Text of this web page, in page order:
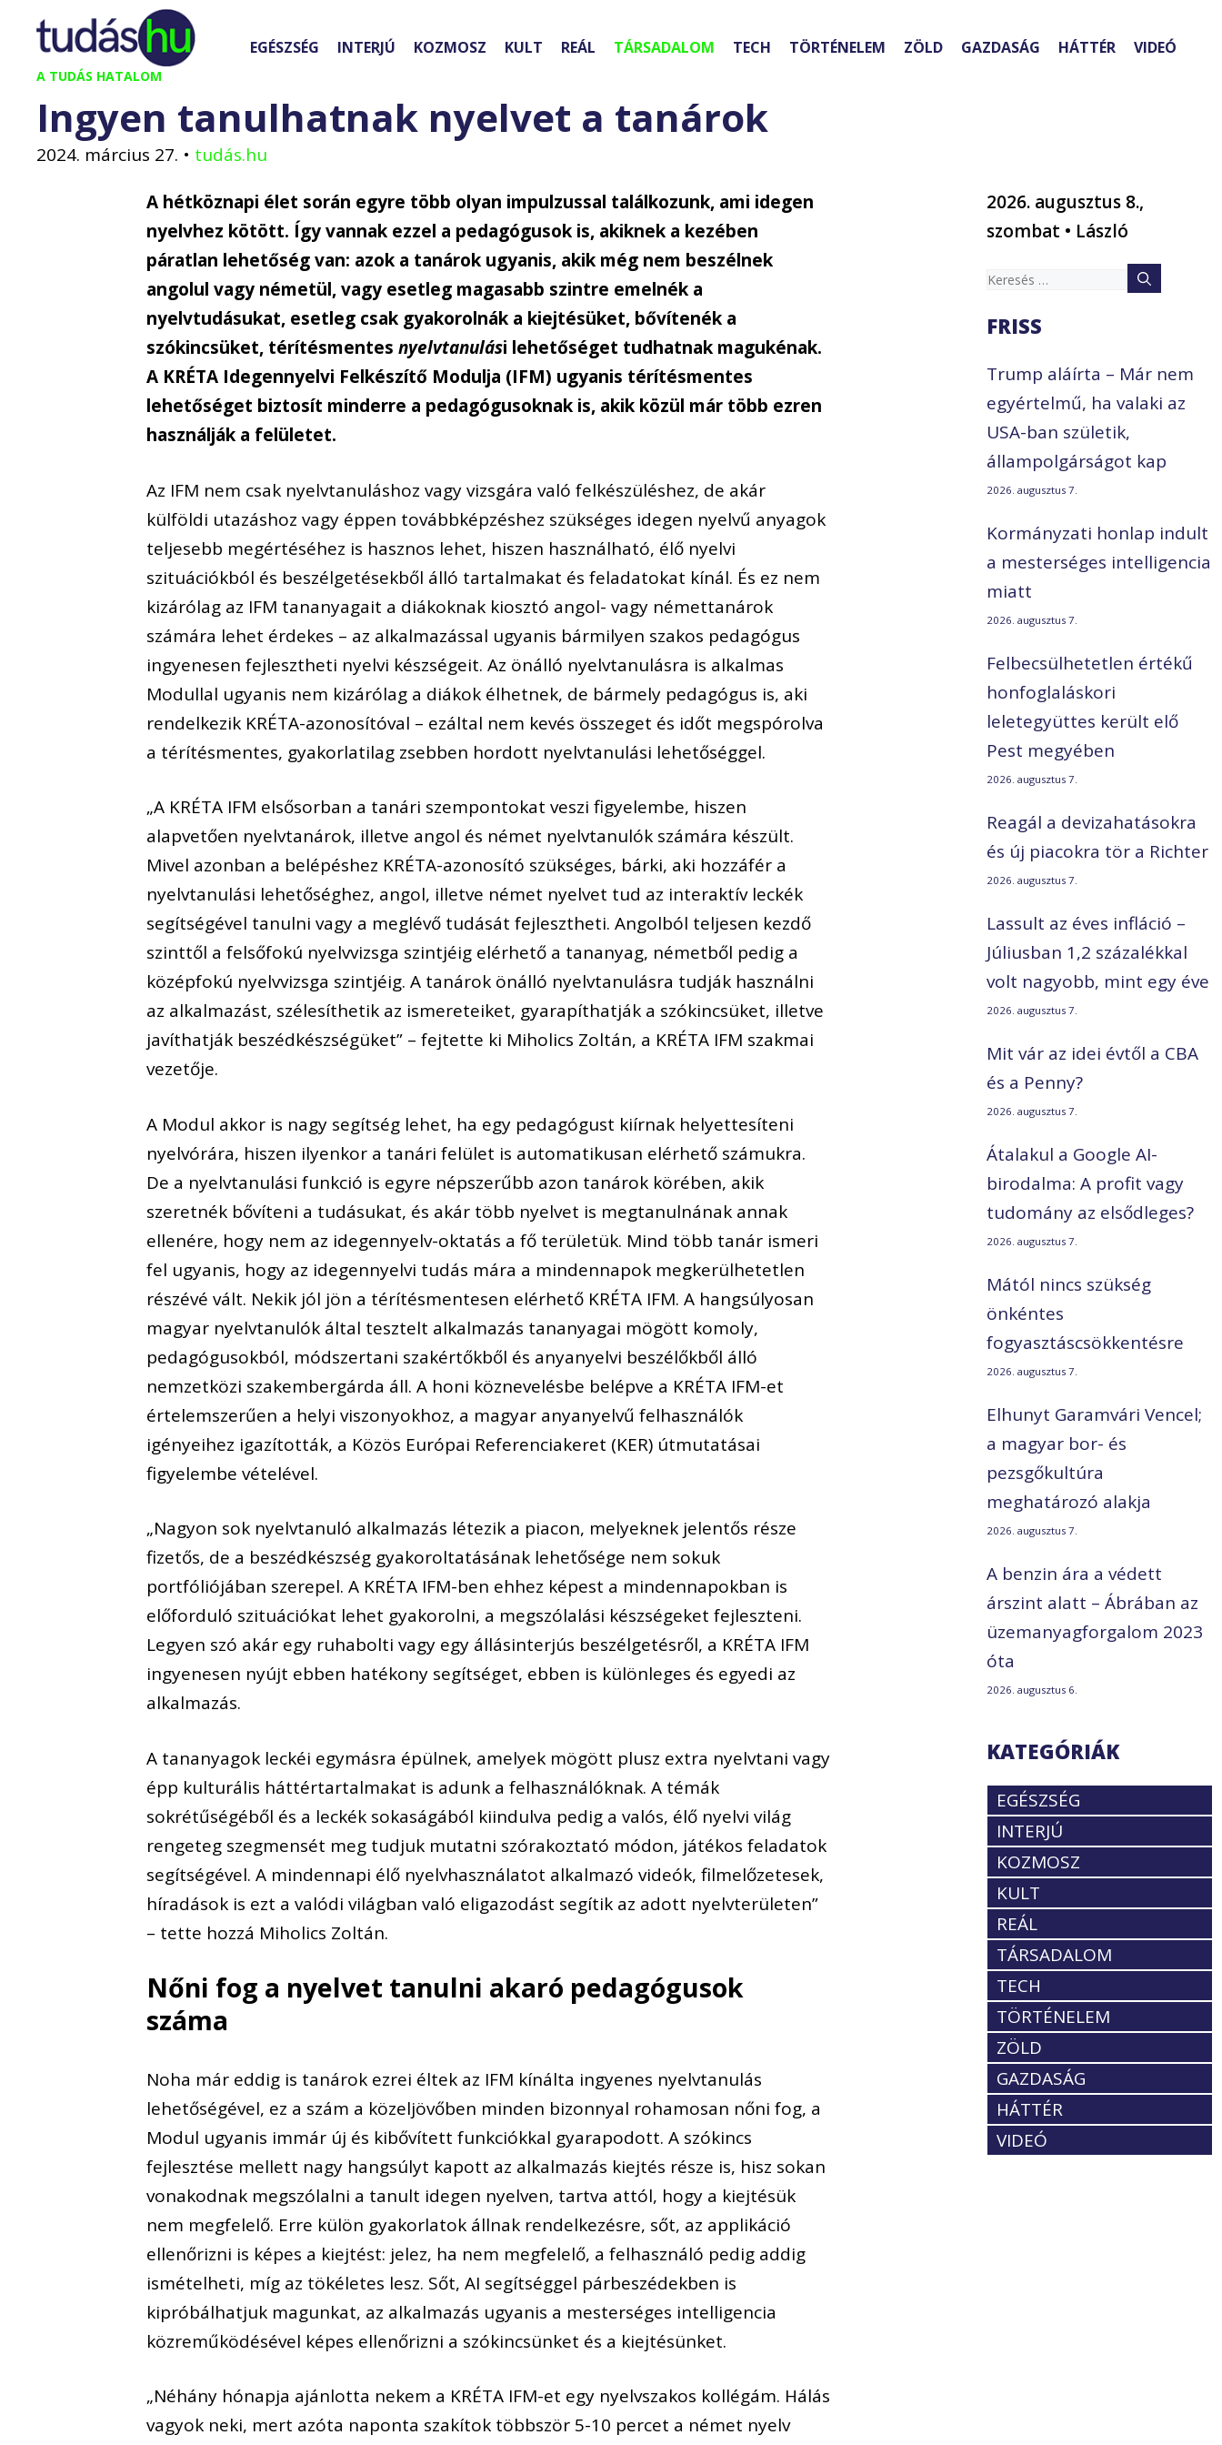
Kilépés
tartalomba
A TUDÁS HATALOM
EGÉSZSÉG INTERJÚ KOZMOSZ KULT REÁL TÁRSADALOM TECH TÖRTÉNELEM ZÖLD GAZDASÁG HÁTTÉR VIDEÓ
Ingyen tanulhatnak nyelvet a tanárok
2024. március 27. • tudás.hu
A hétköznapi élet során egyre több olyan impulzussal találkozunk, ami idegen
nyelvhez kötött. Így vannak ezzel a pedagógusok is, akiknek a kezében
páratlan lehetőség van: azok a tanárok ugyanis, akik még nem beszélnek
angolul vagy németül, vagy esetleg magasabb szintre emelnék a
nyelvtudásukat, esetleg csak gyakorolnák a kiejtésüket, bővítenék a
szókincsüket, térítésmentesnyelvtanulási lehetőséget tudhatnak magukénak.
A KRÉTA Idegennyelvi Felkészítő Modulja (IFM) ugyanis térítésmentes
lehetőséget biztosít minderre a pedagógusoknak is, akik közül már több ezren
használják a felületet.
Az IFM nem csak nyelvtanuláshoz vagy vizsgára való felkészüléshez, de akár
külföldi utazáshoz vagy éppen továbbképzéshez szükséges idegen nyelvű anyagok
teljesebb megértéséhez is hasznos lehet, hiszen használható, élő nyelvi
szituációkból és beszélgetésekből álló tartalmakat és feladatokat kínál. És ez nem
kizárólag az IFM tananyagait a diákoknak kiosztó angol- vagy némettanárok
számára lehet érdekes – az alkalmazással ugyanis bármilyen szakos pedagógus
ingyenesen fejlesztheti nyelvi készségeit. Az önálló nyelvtanulásra is alkalmas
Modullal ugyanis nem kizárólag a diákok élhetnek, de bármely pedagógus is, aki
rendelkezik KRÉTA-azonosítóval – ezáltal nem kevés összeget és időt megspórolva
a térítésmentes, gyakorlatilag zsebben hordott nyelvtanulási lehetőséggel.
„A KRÉTA IFM elsősorban a tanári szempontokat veszi figyelembe, hiszen
alapvetően nyelvtanárok, illetve angol és német nyelvtanulók számára készült.
Mivel azonban a belépéshez KRÉTA-azonosító szükséges, bárki, aki hozzáfér a
nyelvtanulási lehetőséghez, angol, illetve német nyelvet tud az interaktív leckék
segítségével tanulni vagy a meglévő tudását fejlesztheti. Angolból teljesen kezdő
szinttől a felsőfokú nyelvvizsga szintjéig elérhető a tananyag, németből pedig a
középfokú nyelvvizsga szintjéig. A tanárok önálló nyelvtanulásra tudják használni
az alkalmazást, szélesíthetik az ismereteiket, gyarapíthatják a szókincsüket, illetve
javíthatják beszédkészségüket” – fejtette ki Miholics Zoltán, a KRÉTA IFM szakmai
vezetője.
A Modul akkor is nagy segítség lehet, ha egy pedagógust kiírnak helyettesíteni
nyelvórára, hiszen ilyenkor a tanári felület is automatikusan elérhető számukra.
De a nyelvtanulási funkció is egyre népszerűbb azon tanárok körében, akik
szeretnék bővíteni a tudásukat, és akár több nyelvet is megtanulnának annak
ellenére, hogy nem az idegennyelv-oktatás a fő területük. Mind több tanár ismeri
fel ugyanis, hogy az idegennyelvi tudás mára a mindennapok megkerülhetetlen
részévé vált. Nekik jól jön a térítésmentesen elérhető KRÉTA IFM. A hangsúlyosan
magyar nyelvtanulók által tesztelt alkalmazás tananyagai mögött komoly,
pedagógusokból, módszertani szakértőkből és anyanyelvi beszélőkből álló
nemzetközi szakembergárda áll. A honi köznevelésbe belépve a KRÉTA IFM-et
értelemszerűen a helyi viszonyokhoz, a magyar anyanyelvű felhasználók
igényeihez igazították, a Közös Európai Referenciakeret (KER) útmutatásai
figyelembe vételével.
„Nagyon sok nyelvtanuló alkalmazás létezik a piacon, melyeknek jelentős része
fizetős, de a beszédkészség gyakoroltatásának lehetősége nem sokuk
portfóliójában szerepel. A KRÉTA IFM-ben ehhez képest a mindennapokban is
előforduló szituációkat lehet gyakorolni, a megszólalási készségeket fejleszteni.
Legyen szó akár egy ruhabolti vagy egy állásinterjús beszélgetésről, a KRÉTA IFM
ingyenesen nyújt ebben hatékony segítséget, ebben is különleges és egyedi az
alkalmazás.
A tananyagok leckéi egymásra épülnek, amelyek mögött plusz extra nyelvtani vagy
épp kulturális háttértartalmakat is adunk a felhasználóknak. A témák
sokrétűségéből és a leckék sokaságából kiindulva pedig a valós, élő nyelvi világ
rengeteg szegmensét meg tudjuk mutatni szórakoztató módon, játékos feladatok
segítségével. A mindennapi élő nyelvhasználatot alkalmazó videók, filmelőzetesek,
híradások is ezt a valódi világban való eligazodást segítik az adott nyelvterületen”
– tette hozzá Miholics Zoltán.
Nőni fog a nyelvet tanulni akaró pedagógusok
száma
Noha már eddig is tanárok ezrei éltek az IFM kínálta ingyenes nyelvtanulás
lehetőségével, ez a szám a közeljövőben minden bizonnyal rohamosan nőni fog, a
Modul ugyanis immár új és kibővített funkciókkal gyarapodott. A szókincs
fejlesztése mellett nagy hangsúlyt kapott az alkalmazás kiejtés része is, hisz sokan
vonakodnak megszólalni a tanult idegen nyelven, tartva attól, hogy a kiejtésük
nem megfelelő. Erre külön gyakorlatok állnak rendelkezésre, sőt, az applikáció
ellenőrizni is képes a kiejtést: jelez, ha nem megfelelő, a felhasználó pedig addig
ismételheti, míg az tökéletes lesz. Sőt, AI segítséggel párbeszédekben is
kipróbálhatjuk magunkat, az alkalmazás ugyanis a mesterséges intelligencia
közreműködésével képes ellenőrizni a szókincsünket és a kiejtésünket.
„Néhány hónapja ajánlotta nekem a KRÉTA IFM-et egy nyelvszakos kollégám. Hálás
vagyok neki, mert azóta naponta szakítok többször 5-10 percet a német nyelv
2026. augusztus 8.,
szombat • László
Keresés:
FRISS
Trump aláírta – Már nem
egyértelmű, ha valaki az
USA-ban születik,
állampolgárságot kap
2026. augusztus 7.
Kormányzati honlap indult
a mesterséges intelligencia
miatt
2026. augusztus 7.
Felbecsülhetetlen értékű
honfoglaláskori
leletegyüttes került elő
Pest megyében
2026. augusztus 7.
Reagál a devizahatásokra
és új piacokra tör a Richter
2026. augusztus 7.
Lassult az éves infláció –
Júliusban 1,2 százalékkal
volt nagyobb, mint egy éve
2026. augusztus 7.
Mit vár az idei évtől a CBA
és a Penny?
2026. augusztus 7.
Átalakul a Google AI-
birodalma: A profit vagy
tudomány az elsődleges?
2026. augusztus 7.
Mától nincs szükség
önkéntes
fogyasztáscsökkentésre
2026. augusztus 7.
Elhunyt Garamvári Vencel;
a magyar bor- és
pezsgőkultúra
meghatározó alakja
2026. augusztus 7.
A benzin ára a védett
árszint alatt – Ábrában az
üzemanyagforgalom 2023
óta
2026. augusztus 6.
KATEGÓRIÁK
EGÉSZSÉG
INTERJÚ
KOZMOSZ
KULT
REÁL
TÁRSADALOM
TECH
TÖRTÉNELEM
ZÖLD
GAZDASÁG
HÁTTÉR
VIDEÓ